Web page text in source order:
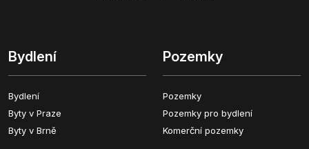
Bydlení
Bydlení
Byty v Praze
Byty v Brně
Pozemky
Pozemky
Pozemky pro bydlení
Komerční pozemky